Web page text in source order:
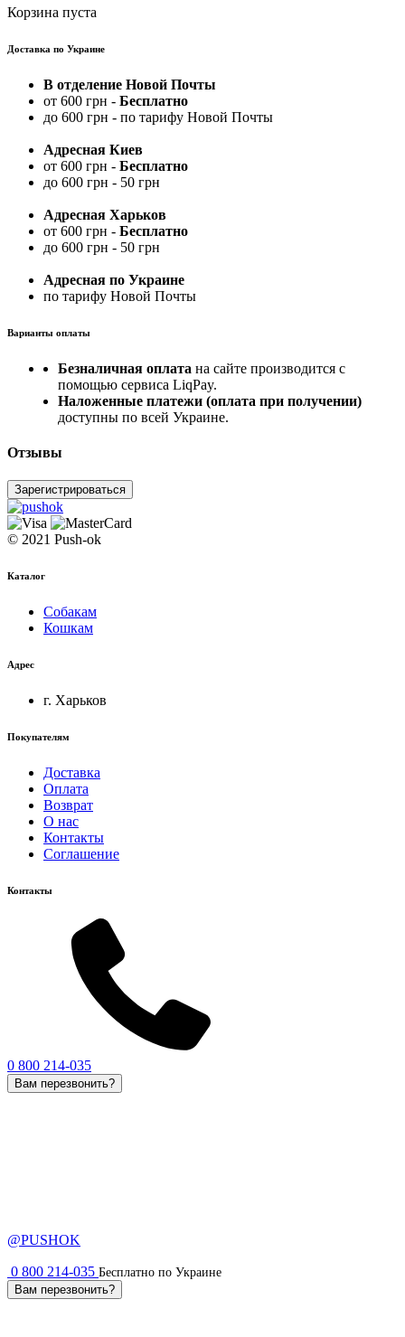
Корзина пуста
Доставка по Украине
В отделение Новой Почты
от 600 грн - Бесплатно
до 600 грн - по тарифу Новой Почты
Адресная Киев
от 600 грн - Бесплатно
до 600 грн - 50 грн
Адресная Харьков
от 600 грн - Бесплатно
до 600 грн - 50 грн
Адресная по Украине
по тарифу Новой Почты
Варианты оплаты
Безналичная оплата на сайте производится с
помощью сервиса LiqPay.
Наложенные платежи (оплата при получении)
доступны по всей Украине.
Отзывы
Зарегистрироваться
© 2021 Push-ok
Каталог
Собакам
Кошкам
Адрес
г. Харьков
Покупателям
Доставка
Оплата
Возврат
О нас
Контакты
Соглашение
Контакты
0 800 214-035
Вам перезвонить?
@PUSHOK
0 800 214-035 Бесплатно по Украине
Вам перезвонить?